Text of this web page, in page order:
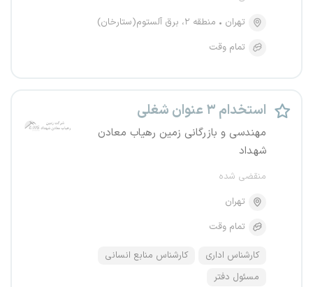
تهران
منطقه ۲، برق آلستوم(ستارخان)
تمام وقت
استخدام ۳ عنوان شغلی
مهندسی و بازرگانی زمین رهیاب معادن
شهداد
منقضی شده
تهران
تمام وقت
کارشناس اداری
کارشناس منابع انسانی
مسئول دفتر